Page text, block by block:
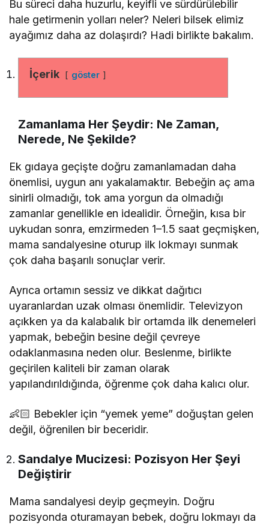
Bu süreci daha huzurlu, keyifli ve sürdürülebilir
hale getirmenin yolları neler? Neleri bilsek elimiz
ayağımız daha az dolaşırdı? Hadi birlikte bakalım.
İçerik göster
Zamanlama Her Şeydir: Ne Zaman,
Nerede, Ne Şekilde?
Ek gıdaya geçişte doğru zamanlamadan daha
önemlisi, uygun anı yakalamaktır. Bebeğin aç ama
sinirli olmadığı, tok ama yorgun da olmadığı
zamanlar genellikle en idealidir. Örneğin, kısa bir
uykudan sonra, emzirmeden 1–1.5 saat geçmişken,
mama sandalyesine oturup ilk lokmayı sunmak
çok daha başarılı sonuçlar verir.
Ayrıca ortamın sessiz ve dikkat dağıtıcı
uyaranlardan uzak olması önemlidir. Televizyon
açıkken ya da kalabalık bir ortamda ilk denemeleri
yapmak, bebeğin besine değil çevreye
odaklanmasına neden olur. Beslenme, birlikte
geçirilen kaliteli bir zaman olarak
yapılandırıldığında, öğrenme çok daha kalıcı olur.
👶🏻 Bebekler için “yemek yeme” doğuştan gelen
değil, öğrenilen bir beceridir.
Sandalye Mucizesi: Pozisyon Her Şeyi
Değiştirir
Mama sandalyesi deyip geçmeyin. Doğru
pozisyonda oturamayan bebek, doğru lokmayı da